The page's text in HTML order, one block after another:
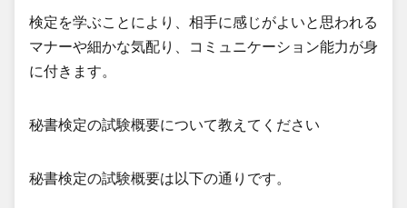
検定を学ぶことにより、相手に感じがよいと思われる
マナーや細かな気配り、コミュニケーション能力が身
に付きます。
秘書検定の試験概要について教えてください
秘書検定の試験概要は以下の通りです。